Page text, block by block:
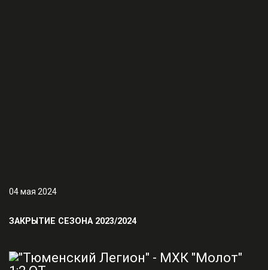
04 мая 2024
ЗАКРЫТИЕ СЕЗОНА 2023/2024